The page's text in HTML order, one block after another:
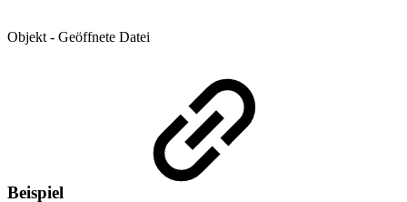
Objekt - Geöffnete Datei
Beispiel